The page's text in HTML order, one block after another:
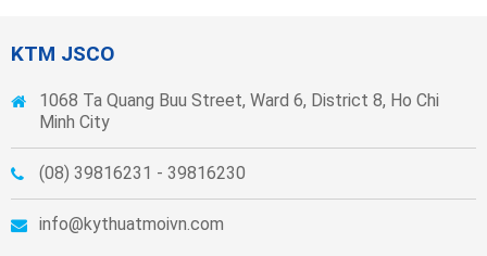
KTM JSCO
1068 Ta Quang Buu Street, Ward 6, District 8, Ho Chi
Minh City
(08) 39816231 - 39816230
info@kythuatmoivn.com